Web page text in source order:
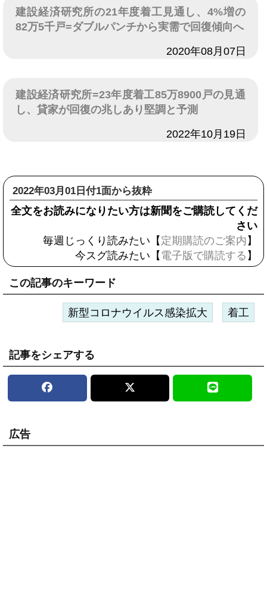
建設経済研究所の21年度着工見通し、4%増の
82万5千戸=ダブルパンチから実需で回復傾向へ
2020年08月07日
建設経済研究所=23年度着工85万8900戸の見通
し、貸家が回復の兆しあり堅調と予測
2022年10月19日
2022年03月01日付1面から抜粋
全文をお読みになりたい方は新聞をご購読してくだ
さい
毎週じっくり読みたい【 定期購読のご案内 】
今スグ読みたい【 電子版で購読する 】
この記事のキーワード
新型コロナウイルス感染拡大 着工
記事をシェアする
広告